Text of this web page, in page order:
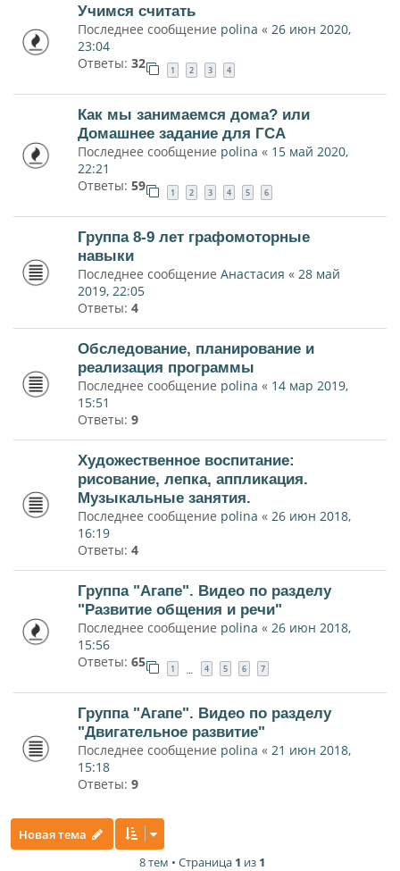
Учимся считать
Последнее сообщение polina « 26 июн 2020,
23:04
Ответы: 32 1 2 3 4
Как мы занимаемся дома? или
Домашнее задание для ГСА
Последнее сообщение polina « 15 май 2020,
22:21
Ответы: 59 1 2 3 4 5 6
Группа 8-9 лет графомоторные
навыки
Последнее сообщение Анастасия « 28 май
2019, 22:05
Ответы: 4
Обследование, планирование и
реализация программы
Последнее сообщение polina « 14 мар 2019,
15:51
Ответы: 9
Художественное воспитание:
рисование, лепка, аппликация.
Музыкальные занятия.
Последнее сообщение polina « 26 июн 2018,
16:19
Ответы: 4
Группа "Агапе". Видео по разделу
"Развитие общения и речи"
Последнее сообщение polina « 26 июн 2018,
15:56
Ответы: 65 1 4 5 6 7
Группа "Агапе". Видео по разделу
"Двигательное развитие"
Последнее сообщение polina « 21 июн 2018,
15:18
Ответы: 9
Новая тема
8 тем • Страница 1 из 1